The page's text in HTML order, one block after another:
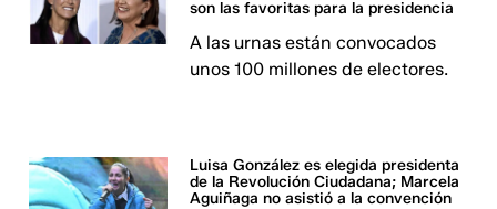
son las favoritas para la presidencia
A las urnas están convocados
unos 100 millones de electores.
Luisa González es elegida presidenta
de la Revolución Ciudadana; Marcela
Aguiñaga no asistió a la convención